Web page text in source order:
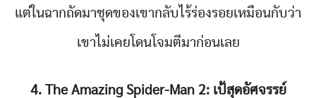
แต่ในฉากถัดมาชุดของเขากลับไร้ร่องรอยเหมือนกับว่า
เขาไม่เคยโดนโจมตีมาก่อนเลย
4. The Amazing Spider-Man 2: เป้สุดอัศจรรย์